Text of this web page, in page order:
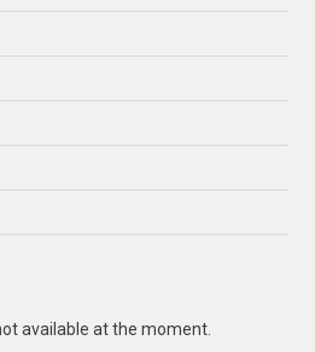
available at the moment.